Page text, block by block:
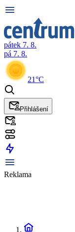
pátek 7. 8.
pá 7. 8.
21°C
Přihlášení
Reklama